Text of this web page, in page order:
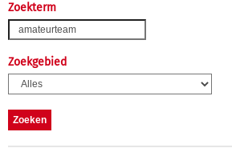
Zoekterm
Zoekgebied